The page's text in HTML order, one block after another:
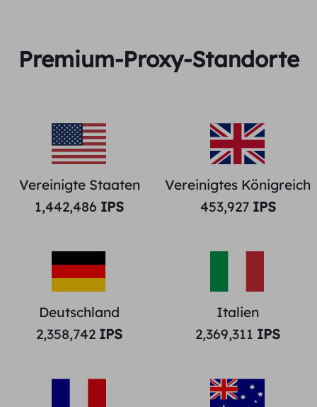
Premium-Proxy-Standorte
Vereinigte Staaten
1,442,486 IPS
Vereinigtes Königreich
453,927IPS
Deutschland
2,358,742 IPS
Italien
2,369,311 IPS